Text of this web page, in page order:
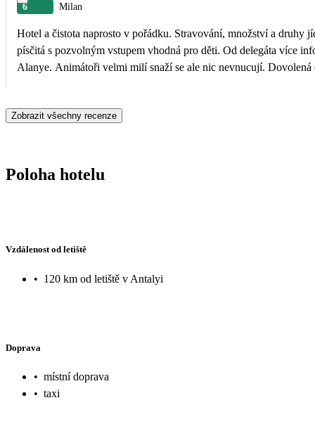
6 Milan
Hotel a čistota naprosto v pořádku. Stravování, množství a druhy
písčitá s pozvolným vstupem vhodná pro děti. Od delegáta více informací o konkrétním hotelu odjezdy dolmuše přímo od hotelů možné v určitých hodinách jak do Konakli tak i do
Alanye. Animátoři velmi milí snaží se ale nic nevnucují. Dovolená
Zobrazit všechny recenze
Poloha hotelu
Vzdálenost od letiště
• 120 km od letiště v Antalyi
Doprava
• místní doprava
• taxi